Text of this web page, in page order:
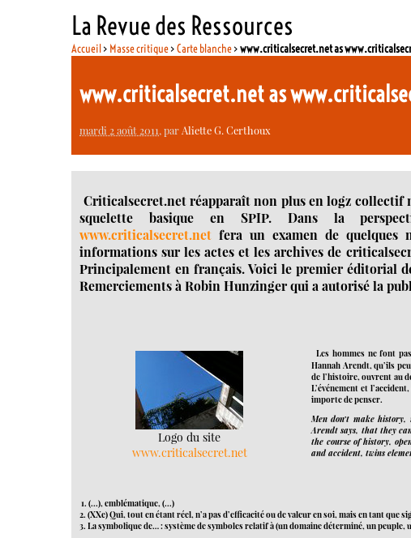
La Revue des Ressources
Accueil> Masse critique>Carte blanche>www.criticalsecret.net as
www.criticalsecret.net as
mardi 2 août 2011, parAliette G. Certhoux
Criticalsecret.net réapparaît non plus en logz collectif
squelette basique en SPIP. Dans la
www.criticalsecret.net fera un examen de quelques
informations sur les actes et les archives de
Principalement en français. Voici le premier éditorial
Remerciements à Robin Hunzinger qui a autorisé la
Logo du site
www.criticalsecret.net
Les hommes ne font
Hannah Arendt, qu’ils
de l’histoire, ouvrent au
L’événement et
importe de penser.
Men don’t make
Arendt says, that they
the course of history,
and accident, twins
1. (...), emblématique, (...)
2. (XXe) Qui, tout en étant réel, n’a pas d’efficacité ou de valeur en soi, mais en tant que
3. La symbolique de… : système de symboles relatif à (un domaine déterminé, un